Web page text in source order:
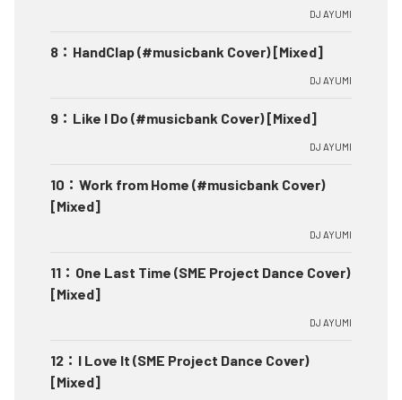
DJ AYUMI
8 ： HandClap (#musicbank Cover) [Mixed]
DJ AYUMI
9 ： Like I Do (#musicbank Cover) [Mixed]
DJ AYUMI
10 ： Work from Home (#musicbank Cover)
[Mixed]
DJ AYUMI
11 ： One Last Time (SME Project Dance Cover)
[Mixed]
DJ AYUMI
12 ： I Love It (SME Project Dance Cover)
[Mixed]